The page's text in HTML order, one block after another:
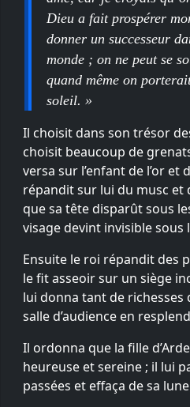
Dieu a fait prospérer
donner un successeur
monde ; on ne peut se
quand même on
soleil. »
Il choisit dans son trésor
choisit beaucoup de
versa sur l’enfant de l’or et
répandit sur lui du musc et
que sa tête disparût sous
visage devint invisible sous
Ensuite le roi répandit des
le fit asseoir sur un siège
lui donna tant de richesses
salle d’audience en
Il ordonna que la fille
heureuse et sereine ; il lui
passées et effaça de sa